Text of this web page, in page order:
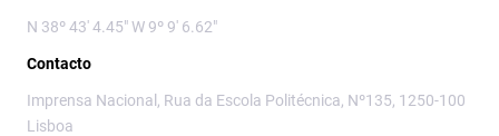
N 38º 43' 4.45" W 9º 9' 6.62"
Contacto
Imprensa Nacional, Rua da Escola Politécnica, Nº135, 1250-100
Lisboa